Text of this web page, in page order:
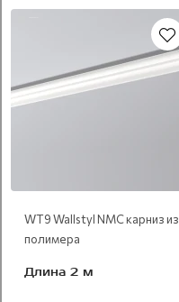
WT9 Wallstyl NMC карниз из
полимера
Длина 2 м